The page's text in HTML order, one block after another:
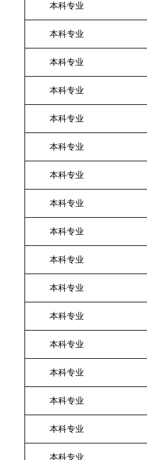
本科专业
本科专业
本科专业
本科专业
本科专业
本科专业
本科专业
本科专业
本科专业
本科专业
本科专业
本科专业
本科专业
本科专业
本科专业
本科专业
本科专业